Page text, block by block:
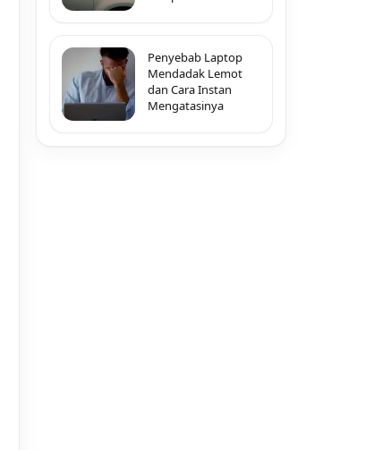
Penyebab Laptop
Mendadak Lemot
dan Cara Instan
Mengatasinya